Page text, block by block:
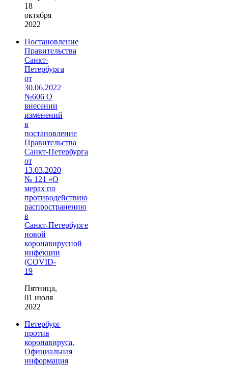
18
октября
2022
Постановление
Правительства
Санкт-
Петербурга
от
30.06.2022
№606 О
внесении
изменений
в
постановление
Правительства
Санкт‑Петербурга
от
13.03.2020
№ 121 «О
мерах по
противодействию
распространению
в
Санкт‑Петербурге
новой
коронавирусной
инфекции
(COVID-
19
Пятница,
01 июля
2022
Петербург
против
коронавируса.
Официальная
информация